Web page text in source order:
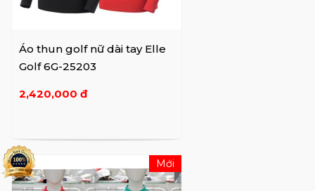
Áo thun golf nữ dài tay Elle
Golf 6G-25203
2,420,000 đ
Mới